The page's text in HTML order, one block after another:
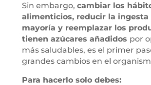
Sin embargo, cambiar los
alimenticios, reducir la ingesta
mayoría y reemplazar los
tienen azúcares añadidos por
más saludables, es el primer
grandes cambios en el
Para hacerlo solo debes: